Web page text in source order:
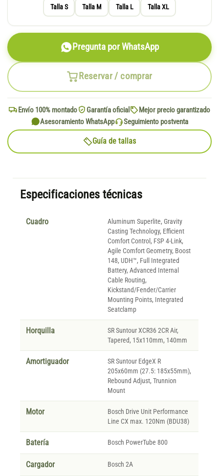
Talla S Talla M Talla L Talla XL
Reservar / comprar
Pregunta por WhatsApp
Envío 100% montado Garantía oficial
Mejor precio garantizado
Asesoramiento WhatsApp
Seguimiento postventa
Guía de tallas
Especificaciones técnicas
Cuadro
Aluminum Superlite, Gravity
Casting Technology, Efficient
Comfort Control, FSP 4-Link,
Agile Comfort Geometry, Boost
148, UDH™, Full Integrated
Battery, Advanced Internal
Cable Routing,
Kickstand/Fender/Carrier
Mounting Points, Integrated
Seatclamp
Horquilla
SR Suntour XCR36 2CR Air,
Tapered, 15x110mm, 140mm
Amortiguador
SR Suntour EdgeX R
205x60mm (27.5: 185x55mm),
Rebound Adjust, Trunnion
Mount
Motor
Bosch Drive Unit Performance
Line CX max. 120Nm (BDU38)
Batería Bosch PowerTube 800
Cargador Bosch 2A